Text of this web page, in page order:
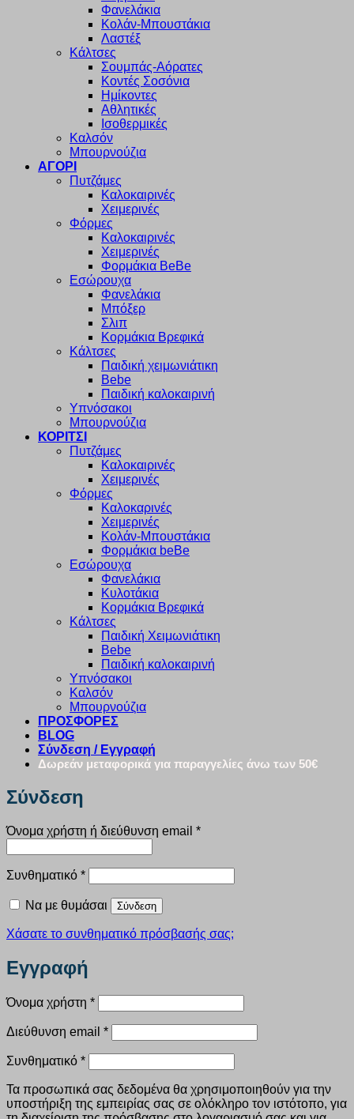
Φανελάκια
Κολάν-Μπουστάκια
Λαστέξ
Κάλτσες
Σουμπάς-Αόρατες
Κοντές Σοσόνια
Ημίκοντες
Αθλητικές
Ισοθερμικές
Καλσόν
Μπουρνούζια
ΑΓΟΡΙ
Πυτζάμες
Καλοκαιρινές
Χειμερινές
Φόρμες
Καλοκαιρινές
Χειμερινές
Φορμάκια BeBe
Εσώρουχα
Φανελάκια
Μπόξερ
Σλιπ
Κορμάκια Βρεφικά
Κάλτσες
Παιδική χειμωνιάτικη
Bebe
Παιδική καλοκαιρινή
Υπνόσακοι
Μπουρνούζια
ΚΟΡΙΤΣΙ
Πυτζάμες
Καλοκαιρινές
Χειμερινές
Φόρμες
Καλοκαρινές
Χειμερινές
Κολάν-Μπουστάκια
Φορμάκια beBe
Εσώρουχα
Φανελάκια
Κυλοτάκια
Κορμάκια Βρεφικά
Κάλτσες
Παιδική Χειμωνιάτικη
Bebe
Παιδική καλοκαιρινή
Υπνόσακοι
Καλσόν
Μπουρνούζια
ΠΡΟΣΦΟΡΕΣ
BLOG
Σύνδεση / Εγγραφή
Δωρεάν μεταφορικά για παραγγελίες άνω των 50€
Σύνδεση
Όνομα χρήστη ή διεύθυνση email *Απαιτείται
Συνθηματικό *Απαιτείται
Να με θυμάσαι Σύνδεση
Χάσατε το συνθηματικό πρόσβασής σας;
Εγγραφή
Όνομα χρήστη *Απαιτείται
Διεύθυνση email *Απαιτείται
Συνθηματικό *Απαιτείται
Τα προσωπικά σας δεδομένα θα χρησιμοποιηθούν για την
υποστήριξη της εμπειρίας σας σε ολόκληρο τον ιστότοπο, για